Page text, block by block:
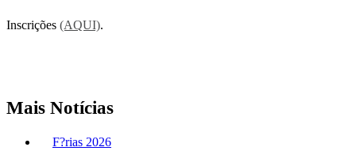
Inscrições (AQUI).
Mais Notícias
F?rias 2026